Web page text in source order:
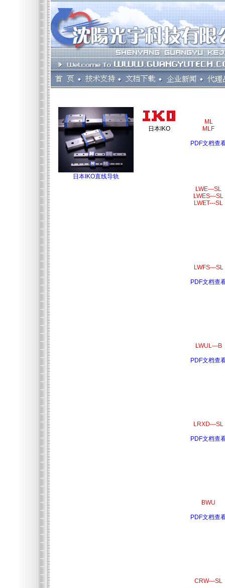
日本IKO直线导轨
日本IKO
ML
MLF
PDF文档查
LWE---SL
LWES---SL
LWET---SL
LWFS---SL
PDF文档查
LWUL---B
PDF文档查
LRXD---SL
PDF文档查
BWU
PDF文档查
CRW---SL